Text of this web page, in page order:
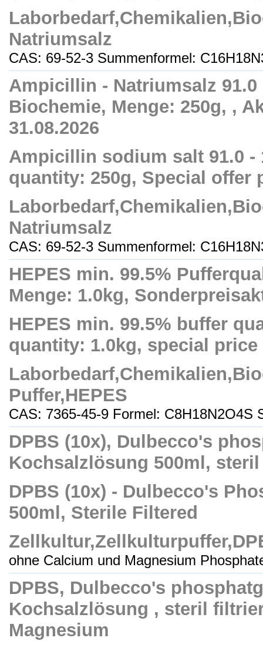
Natriumsalz
CAS: 69-52-3 Summenformel:
Ampicillin - Natriumsalz 91.0
Biochemie, Menge: 250g, ,
31.08.2026
Ampicillin sodium salt 91.0 -
quantity: 250g, Special offer
Natriumsalz
CAS: 69-52-3 Summenformel:
HEPES min. 99.5%
Menge: 1.0kg,
HEPES min. 99.5% buffer
quantity: 1.0kg, special price
Puffer,HEPES
CAS: 7365-45-9 Formel: C8H18N2O4S
DPBS (10x), Dulbecco's
Kochsalzlösung 500ml,
DPBS (10x) - Dulbecco's
500ml, Sterile Filtered
ohne Calcium und Magnesium
DPBS, Dulbecco's
Kochsalzlösung , steril
Magnesium